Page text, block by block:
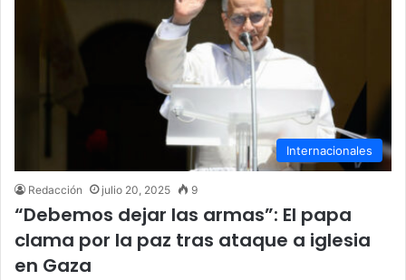
Internacionales
Redacción julio 20, 2025 9
“Debemos dejar las armas”: El papa
clama por la paz tras ataque a iglesia
en Gaza